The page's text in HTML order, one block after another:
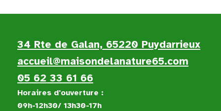
34 Rte de Galan, 65220 Puydarrieux
accueil@maisondelanature65.com
05 62 33 61 66
Horaires d'ouverture :
09h-12h30/ 13h30-17h